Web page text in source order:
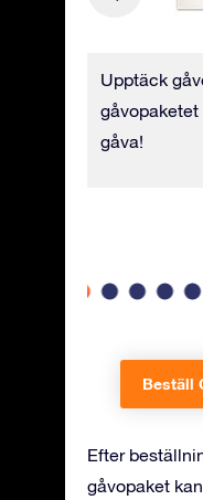
Upptäck
gåvopaketet
gåva!
Beställ
Efter
gåvopaket